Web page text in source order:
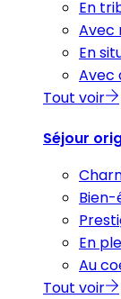
En
Avec
En
Avec
Tout voir
Séjour
En
Au
Tout voir